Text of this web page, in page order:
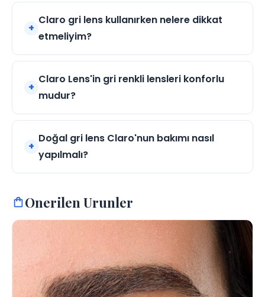
Claro gri lens kullanırken nelere dikkat
etmeliyim?
Claro Lens'in gri renkli lensleri konforlu
mudur?
Doğal gri lens Claro'nun bakımı nasıl
yapılmalı?
Onerilen Urunler